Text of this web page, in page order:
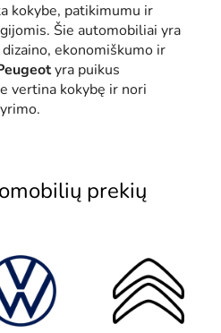
kokybe, patikimumu ir
Šie automobiliai yra
ekonomiškumo ir
yra puikus
vertina kokybę ir nori
prekių